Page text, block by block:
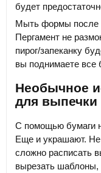
будет
Мыть формы после
Пергамент не
пирог/запеканку
вы поднимаете все
Необычное
для выпечки
С помощью бумаги
Еще и украшают. Не
сложно расписать
вырезать шаблоны,